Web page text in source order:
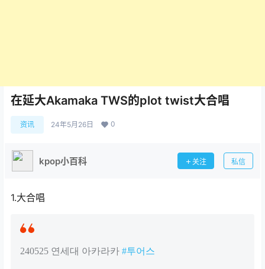
在延大Akamaka TWS的plot twist大合唱
资讯 24年5月26日 0
kpop小百科 关注 私信
1.大合唱
240525 연세대 아카라카 #투어스